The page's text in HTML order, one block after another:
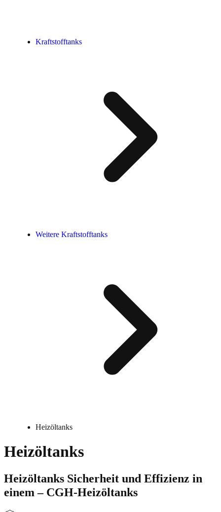
Kraftstofftanks
Weitere Kraftstofftanks
Heizöltanks
Heizöltanks
Heizöltanks Sicherheit und Effizienz in
einem – CGH-Heizöltanks